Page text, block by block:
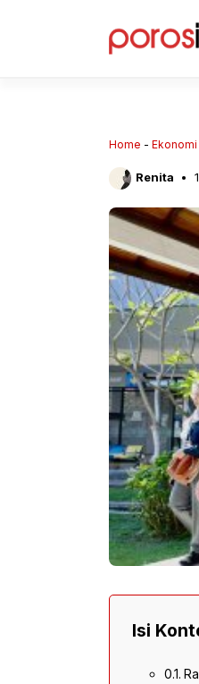
Home - Ekonomi
Renita
Isi